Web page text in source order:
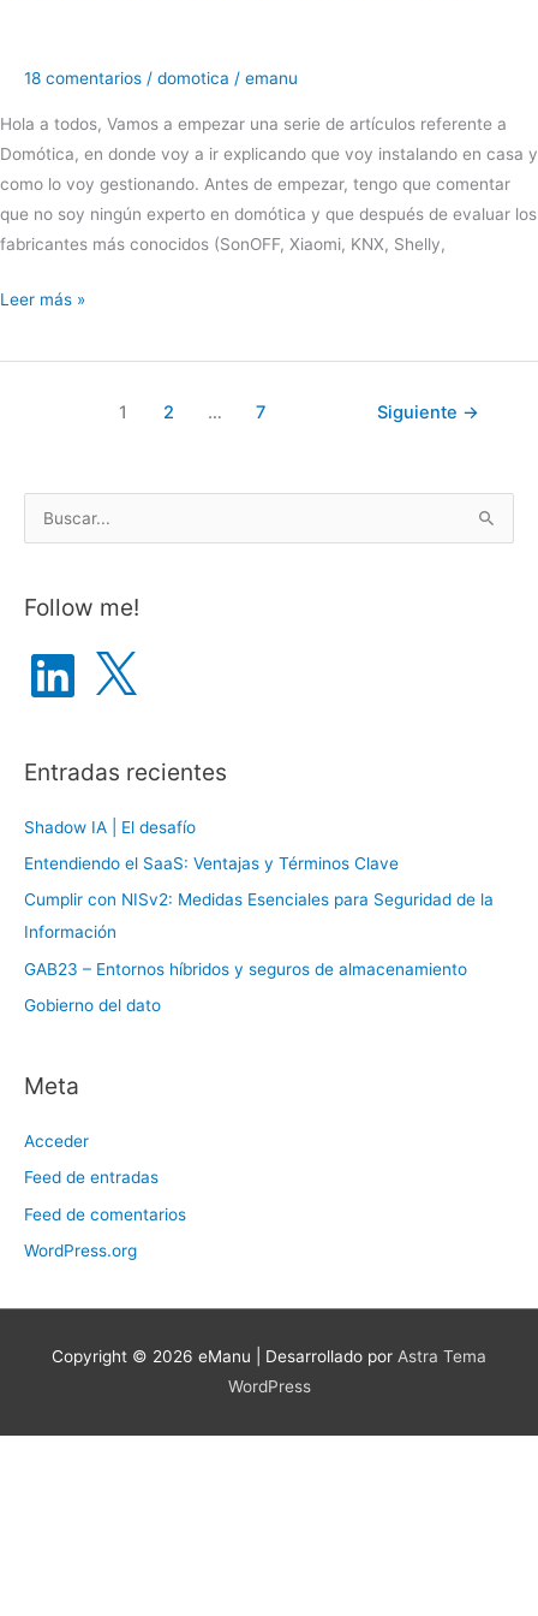
18 comentarios / domotica / emanu
Hola a todos, Vamos a empezar una serie de artículos referente a
Domótica, en donde voy a ir explicando que voy instalando en casa y
como lo voy gestionando. Antes de empezar, tengo que comentar
que no soy ningún experto en domótica y que después de evaluar los
fabricantes más conocidos (SonOFF, Xiaomi, KNX, Shelly,
Empezando
Shelly
Leer más »
1 2 … 7 Siguiente →
u
c
p
r
Follow me!
L
n
Entradas recientes
Shadow IA | El desafío
Entendiendo el SaaS: Ventajas y Términos Clave
Cumplir con NISv2: Medidas Esenciales para Seguridad de la
Información
GAB23 – Entornos híbridos y seguros de almacenamiento
Gobierno del dato
Meta
Acceder
Feed de entradas
Feed de comentarios
WordPress.org
Copyright © 2026 eManu | Desarrollado por Astra Tema
WordPress